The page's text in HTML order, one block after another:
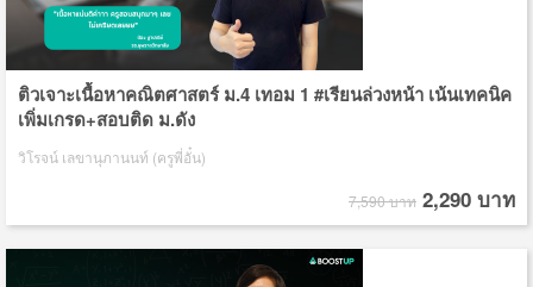
ติวเจาะเนื้อหาคณิตศาสตร์ ม.4 เทอม 1 #เรียนล่วงหน้า เน้นเทคนิค
เพิ่มเกรด+สอบติด ม.ดัง
วิโรจน์ เลขานุภานนท์ (ครูพี่อั๋น)
7,590 บาท 2,290 บาท